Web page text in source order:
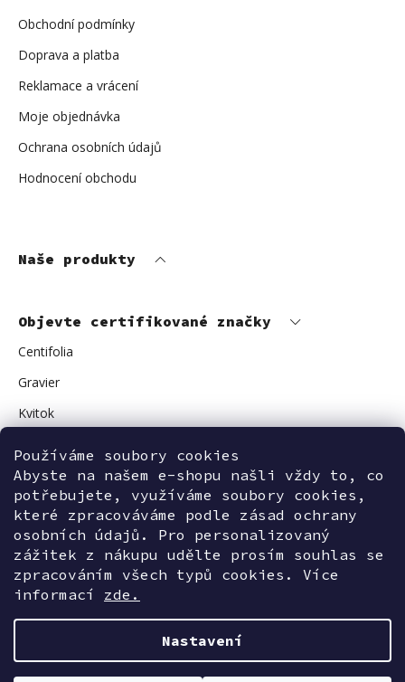
Používáme soubory cookies
Abyste na našem e-shopu našli vždy to, co
potřebujete, využíváme soubory cookies,
které zpracováváme podle zásad ochrany
osobních údajů. Pro personalizovaný
zážitek z nákupu udělte prosím souhlas se
zpracováním všech typů cookies. Více
informací zde.
Nastavení
Obchodní podmínky
Doprava a platba
Reklamace a vrácení
Moje objednávka
Ochrana osobních údajů
Hodnocení obchodu
Naše produkty
Objevte certifikované značky
Centifolia
Gravier
Kvitok
Avant Skincare
Sonnentor
Kontaktujte nás